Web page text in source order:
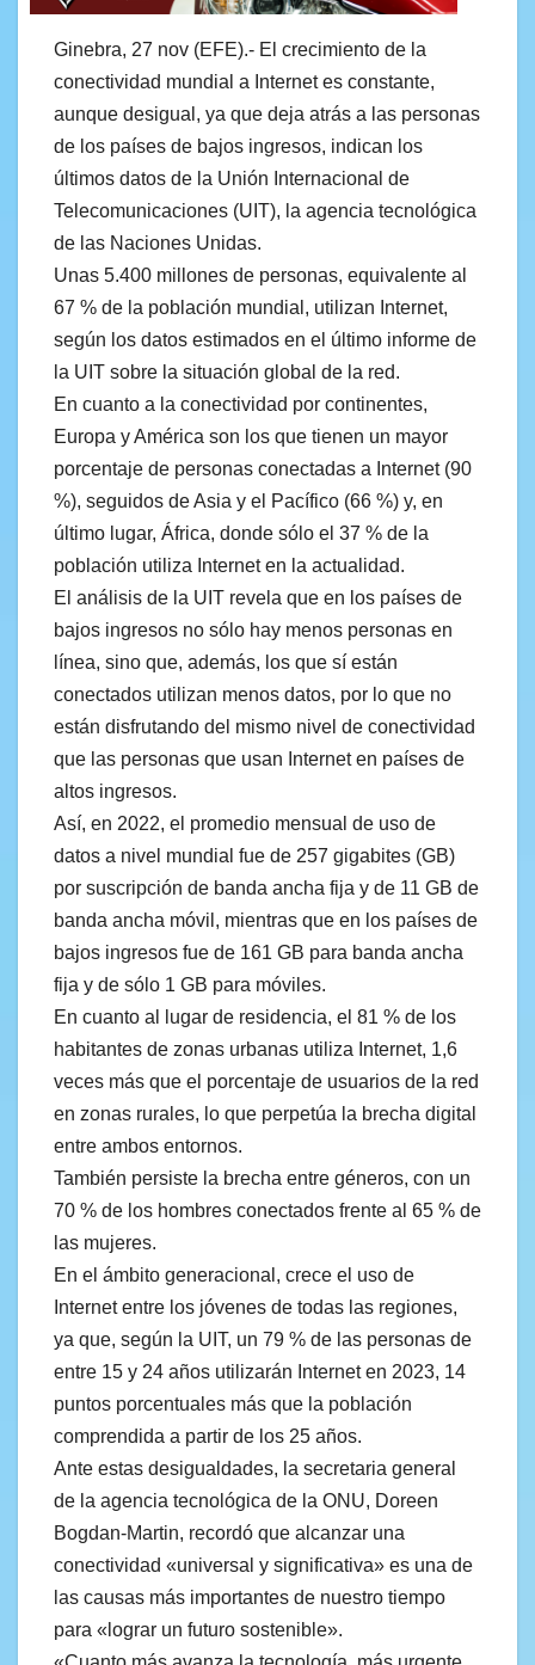
Ginebra, 27 nov (EFE).- El crecimiento de la
conectividad mundial a Internet es constante,
aunque desigual, ya que deja atrás a las personas
de los países de bajos ingresos, indican los
últimos datos de la Unión Internacional de
Telecomunicaciones (UIT), la agencia tecnológica
de las Naciones Unidas.
Unas 5.400 millones de personas, equivalente al
67 % de la población mundial, utilizan Internet,
según los datos estimados en el último informe de
la UIT sobre la situación global de la red.
En cuanto a la conectividad por continentes,
Europa y América son los que tienen un mayor
porcentaje de personas conectadas a Internet (90
%), seguidos de Asia y el Pacífico (66 %) y, en
último lugar, África, donde sólo el 37 % de la
población utiliza Internet en la actualidad.
El análisis de la UIT revela que en los países de
bajos ingresos no sólo hay menos personas en
línea, sino que, además, los que sí están
conectados utilizan menos datos, por lo que no
están disfrutando del mismo nivel de conectividad
que las personas que usan Internet en países de
altos ingresos.
Así, en 2022, el promedio mensual de uso de
datos a nivel mundial fue de 257 gigabites (GB)
por suscripción de banda ancha fija y de 11 GB de
banda ancha móvil, mientras que en los países de
bajos ingresos fue de 161 GB para banda ancha
fija y de sólo 1 GB para móviles.
En cuanto al lugar de residencia, el 81 % de los
habitantes de zonas urbanas utiliza Internet, 1,6
veces más que el porcentaje de usuarios de la red
en zonas rurales, lo que perpetúa la brecha digital
entre ambos entornos.
También persiste la brecha entre géneros, con un
70 % de los hombres conectados frente al 65 % de
las mujeres.
En el ámbito generacional, crece el uso de
Internet entre los jóvenes de todas las regiones,
ya que, según la UIT, un 79 % de las personas de
entre 15 y 24 años utilizarán Internet en 2023, 14
puntos porcentuales más que la población
comprendida a partir de los 25 años.
Ante estas desigualdades, la secretaria general
de la agencia tecnológica de la ONU, Doreen
Bogdan-Martin, recordó que alcanzar una
conectividad «universal y significativa» es una de
las causas más importantes de nuestro tiempo
para «lograr un futuro sostenible».